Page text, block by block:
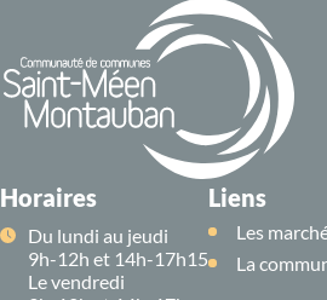
Horaires
Du lundi au jeudi
9h-12h et 14h-17h15
Le vendredi
Liens
Les
La